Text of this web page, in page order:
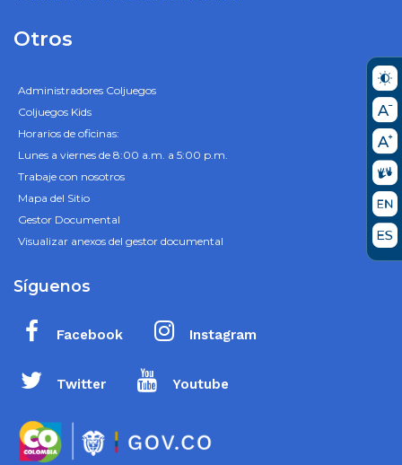
Otros
Administradores Coljuegos
Coljuegos Kids
Horarios de oficinas:
Lunes a viernes de 8:00 a.m. a 5:00 p.m.
Trabaje con nosotros
Mapa del Sitio
Gestor Documental
Visualizar anexos del gestor documental
Síguenos
Facebook Instagram
Twitter Youtube